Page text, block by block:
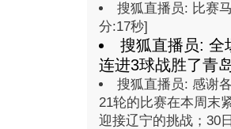
搜狐直播员: 比赛
分:17秒]
搜狐直播员: 全
连进3球战胜了青
搜狐直播员: 感谢
21轮的比赛在本周末
迎接辽宁的挑战；30